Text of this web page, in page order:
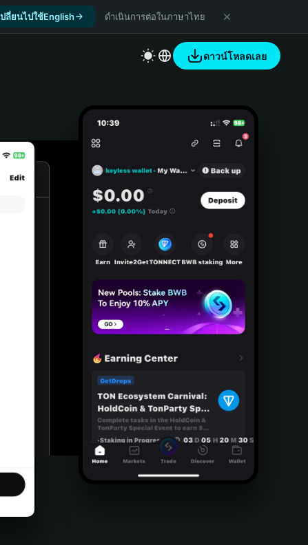
ปลี่ยนไปใช้English ดำเนินการต่อในภาษาไทย
ดาวน์โหลดเลย